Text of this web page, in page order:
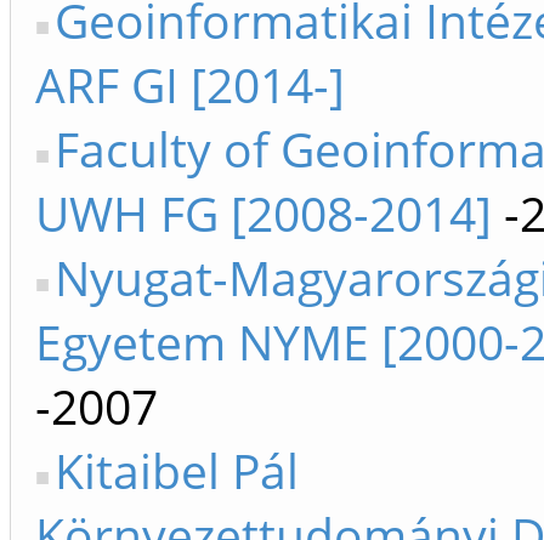
Geoinformatikai
ARF GI [2014-]
Faculty of
UWH FG [2008-2014] -
Nyugat-
Egyetem NYME [2000-
-2007
Kitaibel Pál